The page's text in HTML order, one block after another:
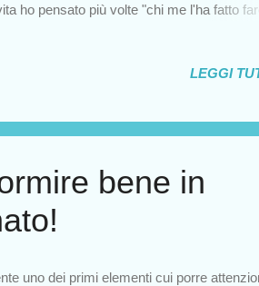
ho pensato più volte "chi me l'ha fatto
su quattro ruote. La libertà e il senso
quel senso di tranquillità nei boschi del
parcheggiato, stavo preparando la
più fioca. Dalle finestre guardavo
il bosco casentinese. ...
LEGGI
bene in
uno dei primi elementi cui porre